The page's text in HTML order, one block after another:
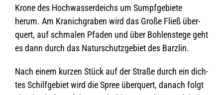
Krone des Hoch­was­ser­deichs um Sumpf­ge­biete
herum. Am Kra­nich­gra­ben wird das Große Fließ über­
quert, auf schma­len Pfa­den und über Boh­len­stege geht
es dann durch das Natur­schutz­ge­biet des Barzlin.
Nach einem kur­zen Stück auf der Straße durch ein dich­
tes Schilf­ge­biet wird die Spree über­quert, danach folgt